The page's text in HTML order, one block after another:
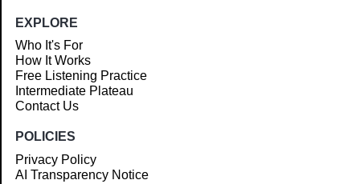
EXPLORE
Who It's For
How It Works
Free Listening Practice
Intermediate Plateau
Contact Us
POLICIES
Privacy Policy
AI Transparency Notice